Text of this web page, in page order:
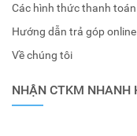
Các hình thức thanh toán
Hướng dẫn trả góp
Về chúng tôi
NHẬN CTKM NHANH